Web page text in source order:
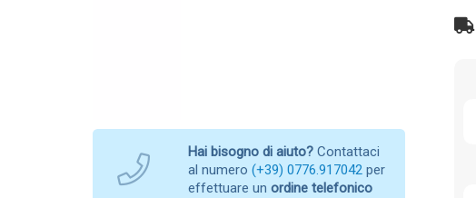
Hai bisogno di aiuto? Contattaci
al numero (+39) 0776.917042 per
effettuare un ordine telefonico